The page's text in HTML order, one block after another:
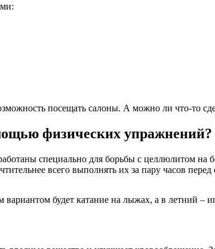
посещать салоны. А можно ли что-то
физических упражнений?
специально для борьбы с целлюлитом на
всего выполнять их за пару часов перед
будет катание на лыжах, а в летний –